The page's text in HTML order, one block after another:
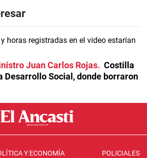
Juan Carlos Rojas
Costilla
Desarrollo Social, donde borraron
Y ECONOMÍA POLICIALES